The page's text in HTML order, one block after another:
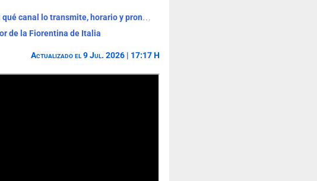
Real Madrid vs Ferencváros EN VIVO por partido amistoso: qué canal lo transmite, horario y pronóstico
de la Fiorentina de Italia
Actualizado el 9 Jul. 2026 | 17:17 H